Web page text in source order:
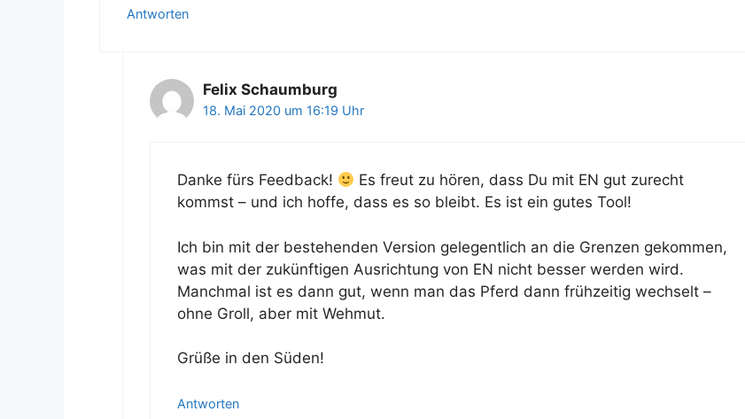
Antworten
Felix Schaumburg
18. Mai 2020 um 16:19 Uhr
Danke fürs Feedback!
Es freut zu hören, dass Du mit EN gut zurecht
kommst – und ich hoffe, dass es so bleibt. Es ist ein gutes Tool!
Ich bin mit der bestehenden Version gelegentlich an die Grenzen gekommen,
was mit der zukünftigen Ausrichtung von EN nicht besser werden wird.
Manchmal ist es dann gut, wenn man das Pferd dann frühzeitig wechselt –
ohne Groll, aber mit Wehmut.
Grüße in den Süden!
Antworten